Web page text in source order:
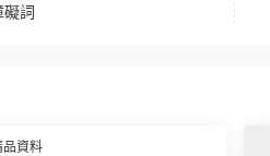
詞
品資料